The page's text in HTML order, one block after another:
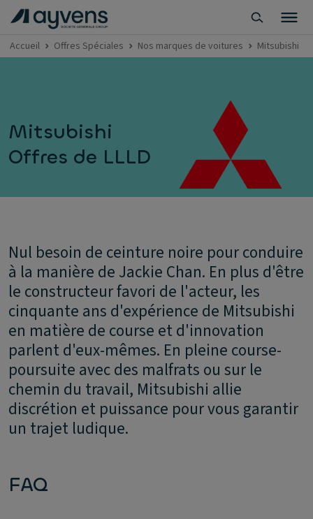
Accueil Offres Spéciales Nos marques de voitures Mitsubishi
Mitsubishi
Offres de LLLD
Nul besoin de ceinture noire pour conduire
à la manière de Jackie Chan. En plus d'être
le constructeur favori de l'acteur, les
cinquante ans d'expérience de Mitsubishi
en matière de course et d'innovation
parlent d'eux-mêmes. En pleine course-
poursuite avec des malfrats ou sur le
chemin du travail, Mitsubishi allie
discrétion et puissance pour vous garantir
un trajet ludique.
FAQ